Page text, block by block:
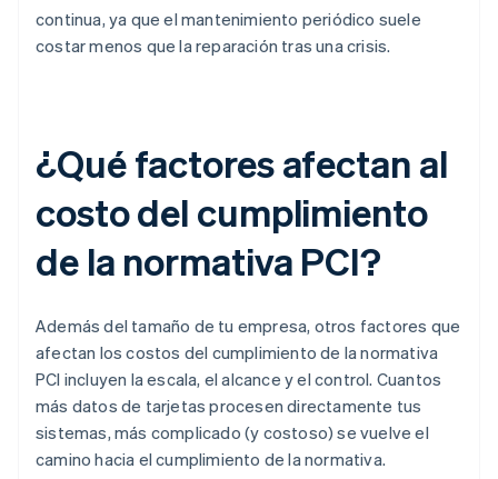
continua, ya que el mantenimiento periódico suele
costar menos que la reparación tras una crisis.
¿Qué factores afectan al
costo del cumplimiento
de la normativa PCI?
Además del tamaño de tu empresa, otros factores que
afectan los costos del cumplimiento de la normativa
PCI incluyen la escala, el alcance y el control. Cuantos
más datos de tarjetas procesen directamente tus
sistemas, más complicado (y costoso) se vuelve el
camino hacia el cumplimiento de la normativa.